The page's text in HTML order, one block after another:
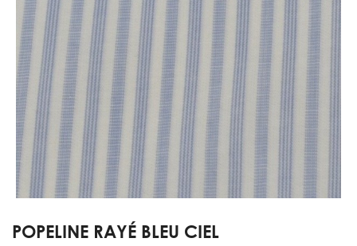
POPELINE RAYÉ BLEU CIEL